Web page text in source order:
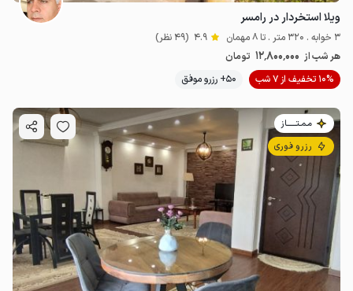
ویلا استخردار در رامسر
3 خوابه . 320 متر . تا 8 مهمان 4.9 (49 نظر)
هر شب از 12٬800٬000 تومان
10% تخفیف از 7 شب
50+ رزرو موفق
مـمـتــــــاز
رزرو فوری